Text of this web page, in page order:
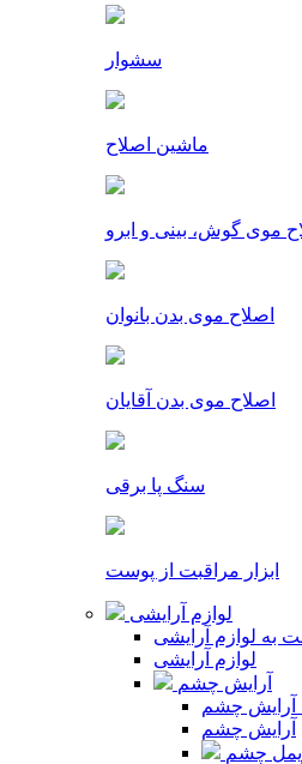
سشوار
ماشین اصلاح
موی گوش، بینی و ابرو
اصلاح موی بدن بانوان
اصلاح موی بدن آقایان
سنگ پا برقی
ابزار مراقبت از پوست
لوازم آرایشی
به لوازم آرایشی
لوازم آرایشی
آرایش چشم
آرایش چشم
آرایش چشم
چشم